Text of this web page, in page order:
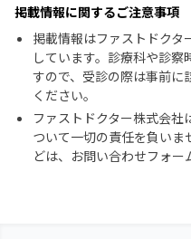
掲載情報に関するご注意事項
掲載情報はファストドクタ
しています。診療科や診
すので、受診の際は事前に
ください。
ファストドクター株式会
ついて一切の責任を負い
どは、お問い合わせフォー